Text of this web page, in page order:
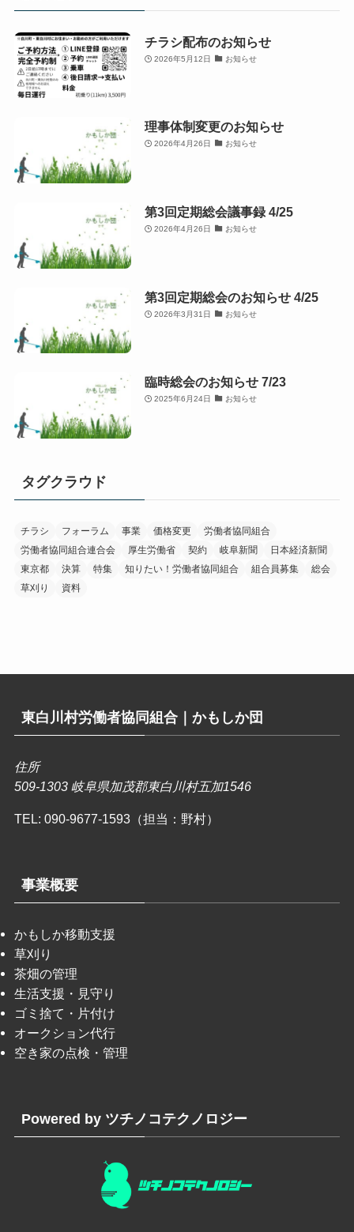
チラシ配布のお知らせ
2026年5月12日 お知らせ
理事体制変更のお知らせ
2026年4月26日 お知らせ
第3回定期総会議事録 4/25
2026年4月26日 お知らせ
第3回定期総会のお知らせ 4/25
2026年3月31日 お知らせ
臨時総会のお知らせ 7/23
2025年6月24日 お知らせ
タグクラウド
チラシ フォーラム 事業 価格変更
労働者協同組合
労働者協同組合連合会
厚生労働省 契約 岐阜新聞
日本経済新聞
東京都
決算 特集 知りたい！労働者協同組合 組合員募集
総会
草刈り
資料
東白川村労働者協同組合｜かもしか団
住所
509-1303 岐阜県加茂郡東白川村五加1546
TEL: 090-9677-1593（担当：野村）
事業概要
かもしか移動支援
草刈り
茶畑の管理
生活支援・見守り
ゴミ捨て・片付け
オークション代行
空き家の点検・管理
Powered by ツチノコテクノロジー